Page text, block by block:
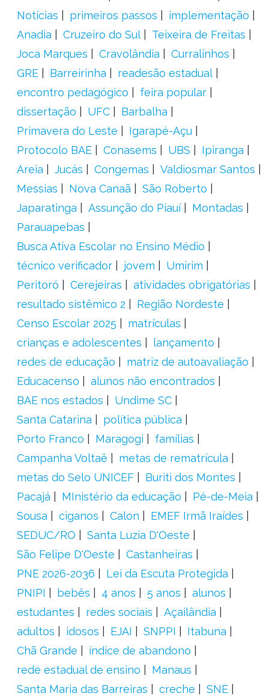
Notícias
primeiros passos
implementação
Anadia
Cruzeiro do Sul
Teixeira de Freitas
Joca Marques
Cravolândia
Curralinhos
GRE
Barreirinha
readesão estadual
encontro pedagógico
feira popular
dissertação
UFC
Barbalha
Primavera do Leste
Igarapé-Açu
Protocolo BAE
Conasems UBS
Ipiranga
Areia
Jucás Congemas
Valdiosmar Santos
Messias
Nova Canaã
São Roberto
Japaratinga
Assunção do Piauí
Montadas
Parauapebas
Busca Ativa Escolar no Ensino Médio
técnico verificador
jovem
Umirim
Peritoró
Cerejeiras
atividades obrigatórias
resultado sistêmico 2
Região Nordeste
Censo Escolar 2025
matrículas
crianças e adolescentes
lançamento
redes de educação
matriz de autoavaliação
Educacenso
alunos não encontrados
BAE nos estados
Undime SC
Santa Catarina
política pública
Porto Franco
Maragogi
famílias
Campanha Voltaê
metas de rematrícula
metas do Selo UNICEF
Buriti dos Montes
Pacajá
MInistério da educação
Pé-de-Meia
Sousa
ciganos Calon
EMEF Irmã Iraídes
SEDUC/RO
Santa Luzia D'Oeste
São Felipe D'Oeste
Castanheiras
PNE 2026-2036
Lei da Escuta Protegida
PNIPI
bebês 4 anos 5 anos
alunos
estudantes
redes sociais
Açailândia
adultos
idosos EJAI SNPPI
Itabuna
Chã Grande
índice de abandono
rede estadual de ensino
Manaus
Santa Maria das Barreiras
creche
SNE